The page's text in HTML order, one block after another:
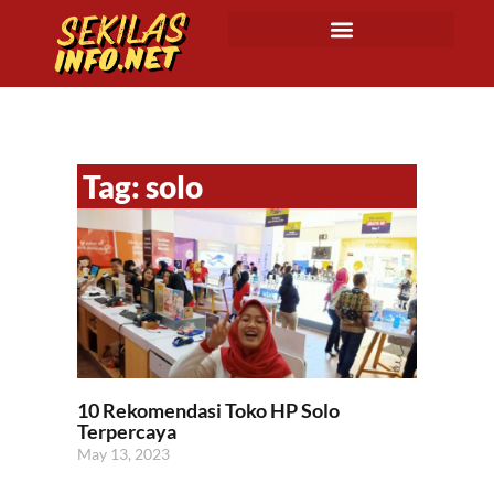
Tag: solo
10 Rekomendasi Toko HP Solo
Terpercaya
May 13, 2023